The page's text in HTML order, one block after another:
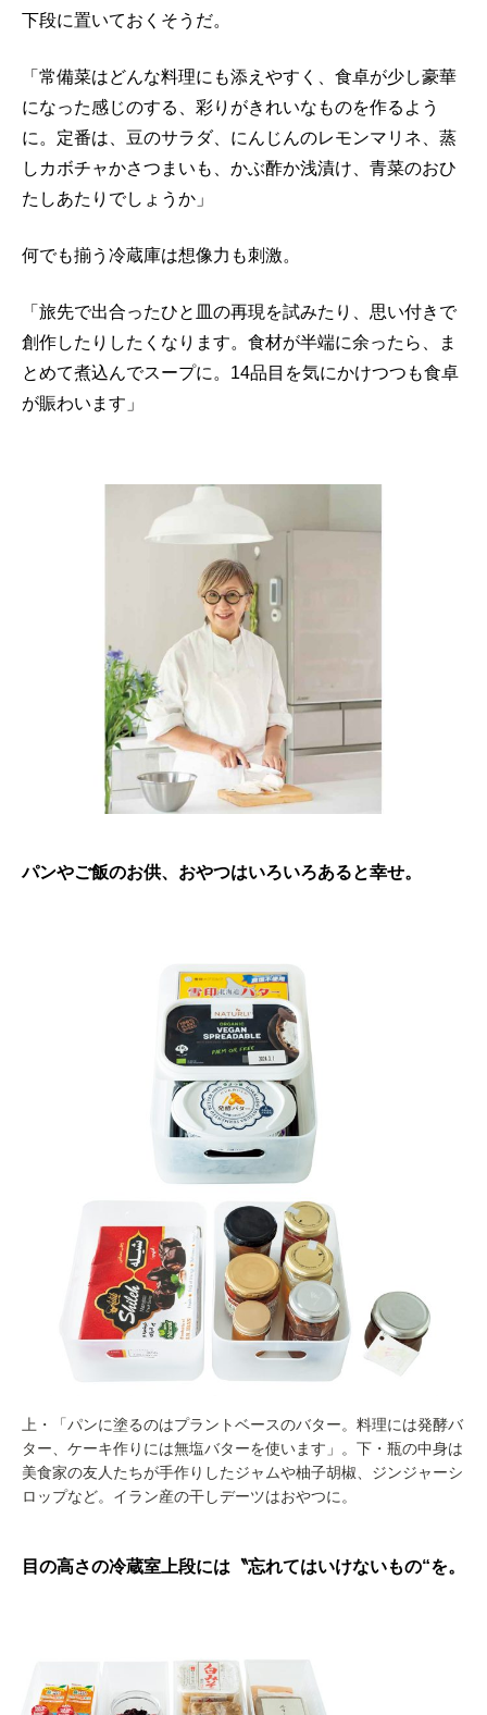
下段に置いておくそうだ。
「常備菜はどんな料理にも添えやすく、食卓が少し豪華
になった感じのする、彩りがきれいなものを作るよう
に。定番は、豆のサラダ、にんじんのレモンマリネ、蒸
しカボチャかさつまいも、かぶ酢か浅漬け、青菜のおひ
たしあたりでしょうか」
何でも揃う冷蔵庫は想像力も刺激。
「旅先で出合ったひと皿の再現を試みたり、思い付きで
創作したりしたくなります。食材が半端に余ったら、ま
とめて煮込んでスープに。14品目を気にかけつつも食卓
が賑わいます」
パンやご飯のお供、おやつはいろいろあると幸せ。
上・「パンに塗るのはプラントベースのバター。料理には発酵バ
ター、ケーキ作りには無塩バターを使います」。下・瓶の中身は
美食家の友人たちが手作りしたジャムや柚子胡椒、ジンジャーシ
ロップなど。イラン産の干しデーツはおやつに。
目の高さの冷蔵室上段には〝忘れてはいけないもの“を。